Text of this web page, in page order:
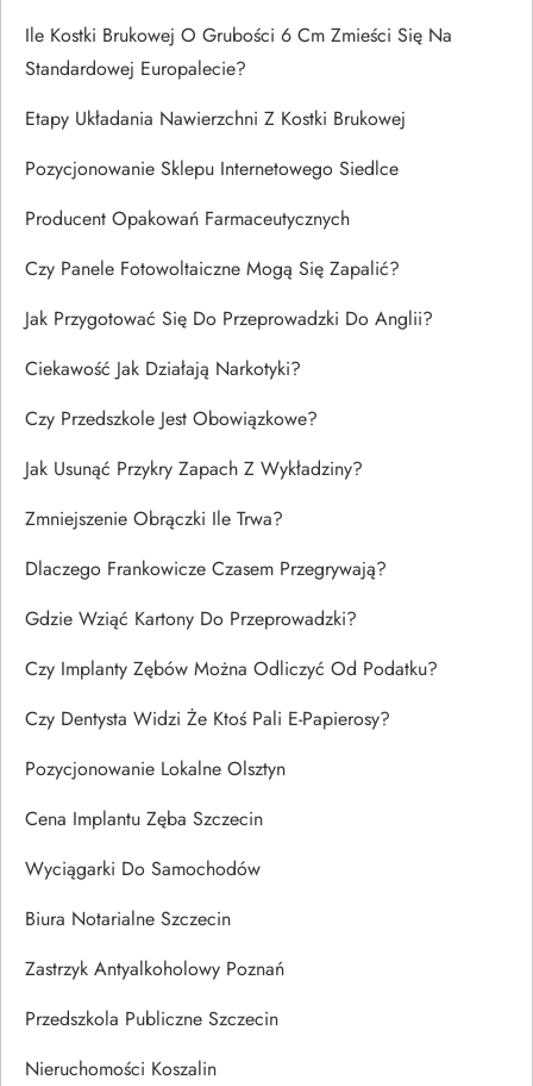
Ile Kostki Brukowej O Grubości 6 Cm Zmieści Się Na
Standardowej Europalecie?
Etapy Układania Nawierzchni Z Kostki Brukowej
Pozycjonowanie Sklepu Internetowego Siedlce
Producent Opakowań Farmaceutycznych
Czy Panele Fotowoltaiczne Mogą Się Zapalić?
Jak Przygotować Się Do Przeprowadzki Do Anglii?
Ciekawość Jak Działają Narkotyki?
Czy Przedszkole Jest Obowiązkowe?
Jak Usunąć Przykry Zapach Z Wykładziny?
Zmniejszenie Obrączki Ile Trwa?
Dlaczego Frankowicze Czasem Przegrywają?
Gdzie Wziąć Kartony Do Przeprowadzki?
Czy Implanty Zębów Można Odliczyć Od Podatku?
Czy Dentysta Widzi Że Ktoś Pali E-Papierosy?
Pozycjonowanie Lokalne Olsztyn
Cena Implantu Zęba Szczecin
Wyciągarki Do Samochodów
Biura Notarialne Szczecin
Zastrzyk Antyalkoholowy Poznań
Przedszkola Publiczne Szczecin
Nieruchomości Koszalin